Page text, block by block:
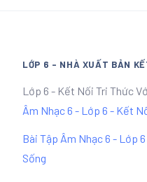
LỚP 6 - NHÀ XUẤT BẢN
Lớp 6 - Kết Nối Tri Thức
Âm Nhạc 6 - Lớp 6 - Kết
Bài Tập Âm Nhạc 6 - Lớp
Sống